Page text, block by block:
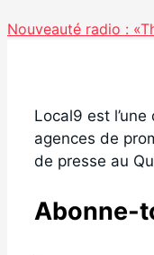
Nouveauté radio :
Local9 est
agences de
de presse au
Abonne-